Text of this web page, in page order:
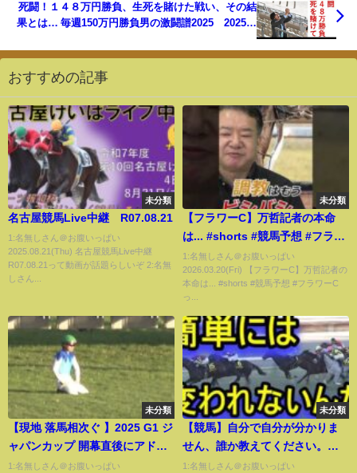
死闘！１４８万円勝負、生死を賭けた戦い、その結
果とは… 毎週150万円勝負男の激闘譜2025 2025年
おすすめの記事
未分類
名古屋競馬Live中継 R07.08.21
1:名無しさん＠お腹いっぱい
2025.08.21(Thu) 名古屋競馬Live中継
R07.08.21って動画が話題らしいぞ 2:名無
しさん...
未分類
【フラワーC】万哲記者の本命
は... #shorts #競馬予想 #フラワ
ーC
1:名無しさん＠お腹いっぱい
2026.03.20(Fri) 【フラワーC】万哲記者の
本命は... #shorts #競馬予想 #フラワーC
っ...
未分類
【現地 落馬相次ぐ 】2025 G1 ジ
ャパンカップ 開幕直後にアドマ
イヤテラ 川田将雅騎手落馬 レー
1:名無しさん＠お腹いっぱい
未分類
【競馬】自分で自分が分かりま
せん、誰か教えてください。競
馬が下手なのは、罪ですか？人
1:名無しさん＠お腹いっぱい